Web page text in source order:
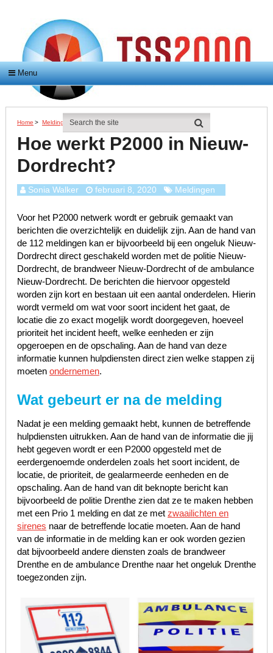
Menu
Home > Meldingen > Hoe Werkt P2000 In Nieuw-Dordrecht?
Hoe werkt P2000 in Nieuw-
Dordrecht?
Sonia Walker februari 8, 2020 Meldingen
Voor het P2000 netwerk wordt er gebruik gemaakt van
berichten die overzichtelijk en duidelijk zijn. Aan de hand van
de 112 meldingen kan er bijvoorbeeld bij een ongeluk Nieuw-
Dordrecht direct geschakeld worden met de politie Nieuw-
Dordrecht, de brandweer Nieuw-Dordrecht of de ambulance
Nieuw-Dordrecht. De berichten die hiervoor opgesteld
worden zijn kort en bestaan uit een aantal onderdelen. Hierin
wordt vermeld om wat voor soort incident het gaat, de
locatie die zo exact mogelijk wordt doorgegeven, hoeveel
prioriteit het incident heeft, welke eenheden er zijn
opgeroepen en de opschaling. Aan de hand van deze
informatie kunnen hulpdiensten direct zien welke stappen zij
moeten ondernemen.
Wat gebeurt er na de melding
Nadat je een melding gemaakt hebt, kunnen de betreffende
hulpdiensten uitrukken. Aan de hand van de informatie die jij
hebt gegeven wordt er een P2000 opgesteld met de
eerdergenoemde onderdelen zoals het soort incident, de
locatie, de prioriteit, de gealarmeerde eenheden en de
opschaling. Aan de hand van dit beknopte bericht kan
bijvoorbeeld de politie Drenthe zien dat ze te maken hebben
met een Prio 1 melding en dat ze met zwaailichten en
sirenes naar de betreffende locatie moeten. Aan de hand
van de informatie in de melding kan er ook worden gezien
dat bijvoorbeeld andere diensten zoals de brandweer
Drenthe en de ambulance Drenthe naar het ongeluk Drenthe
toegezonden zijn.